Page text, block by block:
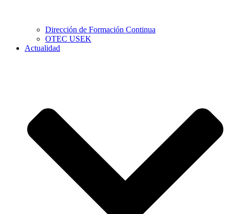
Dirección de Formación Continua
OTEC USEK
Actualidad